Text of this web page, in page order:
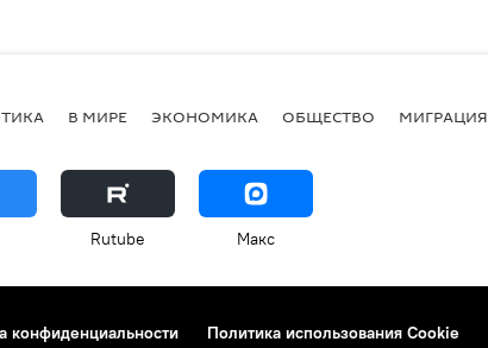
В МИРЕ ЭКОНОМИКА ОБЩЕСТВО МИГРАЦИЯ
Rutube Макс
конфиденциальности Политика использования Cookie